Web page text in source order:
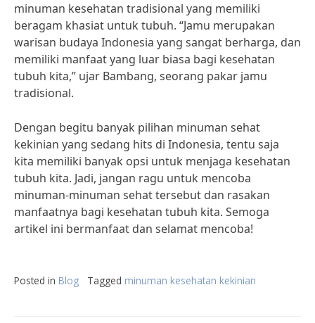
minuman kesehatan tradisional yang memiliki
beragam khasiat untuk tubuh. “Jamu merupakan
warisan budaya Indonesia yang sangat berharga, dan
memiliki manfaat yang luar biasa bagi kesehatan
tubuh kita,” ujar Bambang, seorang pakar jamu
tradisional.
Dengan begitu banyak pilihan minuman sehat
kekinian yang sedang hits di Indonesia, tentu saja
kita memiliki banyak opsi untuk menjaga kesehatan
tubuh kita. Jadi, jangan ragu untuk mencoba
minuman-minuman sehat tersebut dan rasakan
manfaatnya bagi kesehatan tubuh kita. Semoga
artikel ini bermanfaat dan selamat mencoba!
Posted in Blog Tagged minuman kesehatan kekinian